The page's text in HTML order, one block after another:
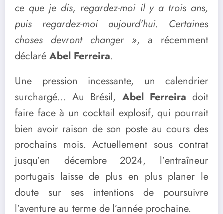
ce que je dis, regardez-moi il y a trois ans,
puis regardez-moi aujourd’hui. Certaines
choses devront changer », a récemment
déclaré Abel Ferreira.
Une pression incessante, un calendrier
surchargé… Au Brésil, Abel Ferreira doit
faire face à un cocktail explosif, qui pourrait
bien avoir raison de son poste au cours des
prochains mois. Actuellement sous contrat
jusqu’en décembre 2024, l’entraîneur
portugais laisse de plus en plus planer le
doute sur ses intentions de poursuivre
l’aventure au terme de l’année prochaine.